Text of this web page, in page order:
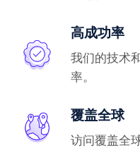
高成功率
我们的技术
率。
覆盖全球
访问覆盖全